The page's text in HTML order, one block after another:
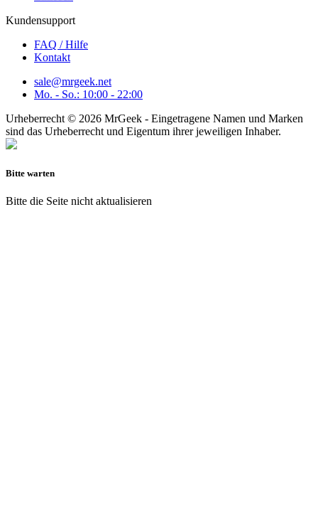
Kundensupport
FAQ / Hilfe
Kontakt
sale@mrgeek.net
Mo. - So.: 10:00 - 22:00
Urheberrecht © 2026 MrGeek - Eingetragene Namen und Marken
sind das Urheberrecht und Eigentum ihrer jeweiligen Inhaber.
Bitte warten
Bitte die Seite nicht aktualisieren